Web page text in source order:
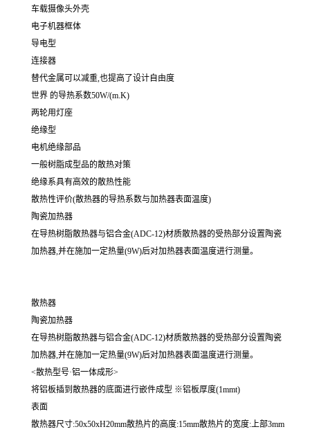
车载摄像头外壳
电子机器框体
导电型
连接器
替代金属可以减重,也提高了设计自由度
世界 的导热系数50W/(m.K)
两轮用灯座
绝缘型
电机绝缘部品
一般树脂成型品的散热对策
绝缘系具有高效的散热性能
散热性评价(散热器的导热系数与加热器表面温度)
陶瓷加热器
在导热树脂散热器与铝合金(ADC-12)材质散热器的受热部分设置陶瓷
加热器,并在施加一定热量(9W)后对加热器表面温度进行测量。
散热器
陶瓷加热器
在导热树脂散热器与铝合金(ADC-12)材质散热器的受热部分设置陶瓷
加热器,并在施加一定热量(9W)后对加热器表面温度进行测量。
<散热型号·铝一体成形>
将铝板插到散热器的底面进行嵌件成型 ※铝板厚度(1mmt)
表面
散热器尺寸:50x50xH20mm散热片的高度:15mm散热片的宽度:上部3mm